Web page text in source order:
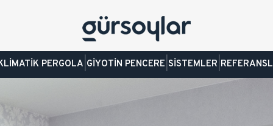
PERGOLA GİYOTİN PENCERE SİSTEMLER